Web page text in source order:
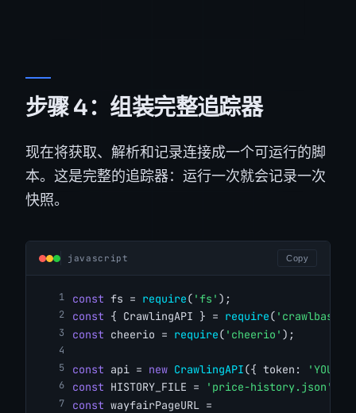
步骤 4：组装完整追踪器
现在将获取、解析和记录连接成一个可运行的脚
本。这是完整的追踪器：运行一次就会记录一次
快照。
javascript Copy
const fs = require( 'fs' );
const { CrawlingAPI } = require( 'crawlbase'
const cheerio = require( 'cheerio' );
const api = new CrawlingAPI({ token:
const HISTORY_FILE = 'price-history.json'
const wayfairPageURL =